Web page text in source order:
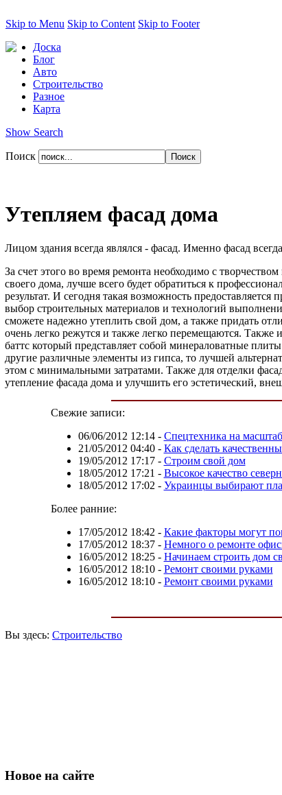
Skip to Menu Skip to Content Skip to Footer
Доска
Блог
Авто
Строительство
Разное
Карта
Show Search
Поиск
Утепляем фасад дома
Лицом здания всегда являлся - фасад. Именно фасад
За счет этого во время ремонта необходимо с
своего дома, лучше всего будет обратиться к
результат. И сегодня такая возможность
выбор строительных материалов и технологий
сможете надежно утеплить свой дом, а также придать
очень легко режутся и также легко перемещаются. Также
баттс который представляет собой минераловатные
другие различные элементы из гипса, то лучшей
этом с минимальными затратами. Также для отделки
утепление фасада дома и улучшить его эстетический,
Свежие записи:
06/06/2012 12:14- Спецтехника на
21/05/2012 04:40- Как сделать
19/05/2012 17:17- Строим свой дом
18/05/2012 17:21 - Высокое качество
18/05/2012 17:02 - Украинцы выбирают
Более ранние:
17/05/2012 18:42 - Какие факторы могут
17/05/2012 18:37- Немного о ремонте
16/05/2012 18:25- Начинаем строить дом
16/05/2012 18:10- Ремонт своими руками
16/05/2012 18:10- Ремонт своими руками
Вы здесь: Строительство
Новое на сайте